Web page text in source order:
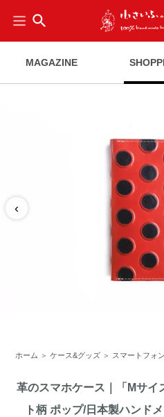
search
MAGAZINE
‹
ホーム ＞ケース&グッズ ＞ スマートフォ
革のスマホケース｜「Mサイ
ト柄 ポップ/日本製ハンド